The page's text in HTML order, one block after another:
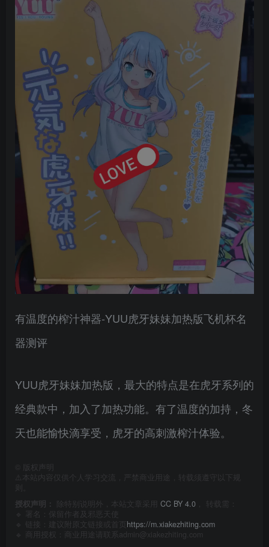
有温度的榨汁神器-YUU虎牙妹妹加热版飞机杯名
器测评
YUU虎牙妹妹加热版，最大的特点是在虎牙系列的
经典款中，加入了加热功能。有了温度的加持，冬
天也能愉快滴享受，虎牙的高刺激榨汁体验。
版权声明
⚠️本站内容仅供个人学习交流，严禁商业用途，转载须遵守以下规
授权声明：
除特别说明外，本站文章采用 CC BY 4.0 ， 转载需：
🔹 署名：保留作者及 邪恶天使
🔹 链接：建议附原文链接或首页 https://m.xiakezhiting.com
🔹 商用授权：商业用途请联系admin@xiakezhiting.com